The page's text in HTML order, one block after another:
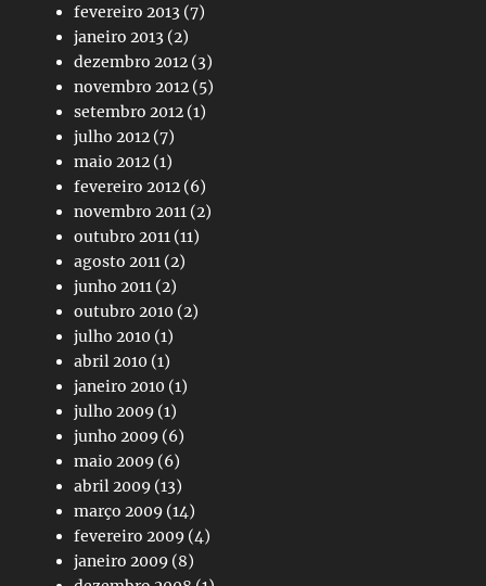
fevereiro 2013 (7)
janeiro 2013 (2)
dezembro 2012 (3)
novembro 2012 (5)
setembro 2012 (1)
julho 2012 (7)
maio 2012 (1)
fevereiro 2012 (6)
novembro 2011 (2)
outubro 2011 (11)
agosto 2011 (2)
junho 2011 (2)
outubro 2010 (2)
julho 2010 (1)
abril 2010 (1)
janeiro 2010 (1)
julho 2009 (1)
junho 2009 (6)
maio 2009 (6)
abril 2009 (13)
março 2009 (14)
fevereiro 2009 (4)
janeiro 2009 (8)